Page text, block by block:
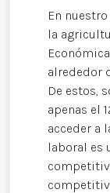
En
la
alrededor
De estos,
apenas el
acceder a
laboral es